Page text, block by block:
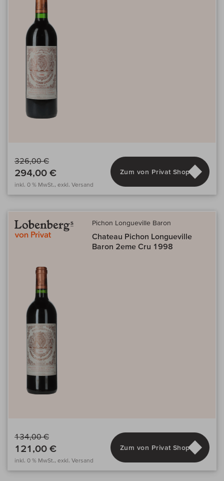
326,00 €
294,00 €
inkl. 0 % MwSt., exkl. Versand
Zum von Privat Shop
Pichon Longueville Baron
Chateau Pichon Longueville
Baron 2eme Cru 1998
134,00 €
121,00 €
inkl. 0 % MwSt., exkl. Versand
Zum von Privat Shop